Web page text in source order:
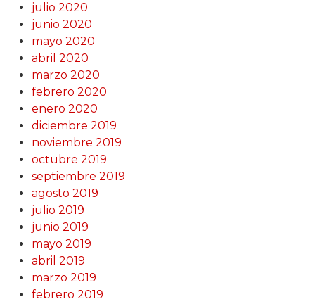
julio 2020
junio 2020
mayo 2020
abril 2020
marzo 2020
febrero 2020
enero 2020
diciembre 2019
noviembre 2019
octubre 2019
septiembre 2019
agosto 2019
julio 2019
junio 2019
mayo 2019
abril 2019
marzo 2019
febrero 2019